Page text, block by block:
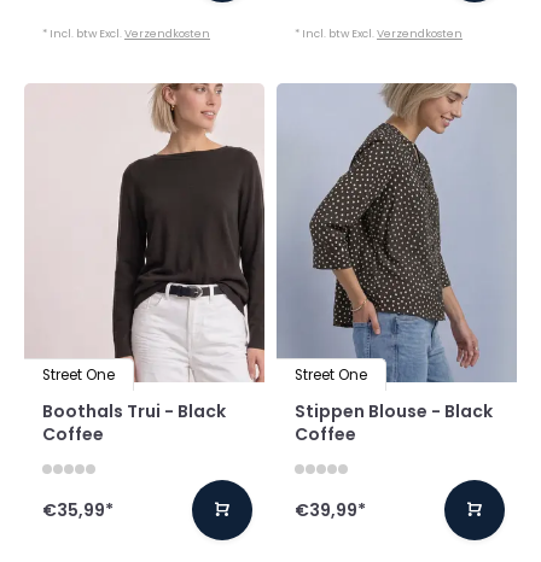
* Incl. btw Excl. Verzendkosten * Incl. btw Excl. Verzendkosten
Street One
Boothals Trui - Black
Coffee
€35,99*
Street One
Stippen Blouse - Black
Coffee
€39,99*